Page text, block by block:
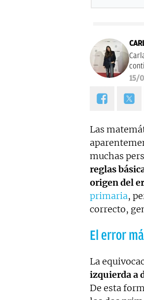
15/
Las
muchas
reglas
origen del
primaria,
correcto,
El error
La
izquierda a
De esta